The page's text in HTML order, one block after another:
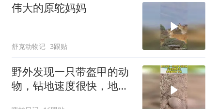
伟大的原鸵妈妈
舒克动物记 3跟贴
野外发现一只带盔甲的动
物，钻地速度很快，地鼠